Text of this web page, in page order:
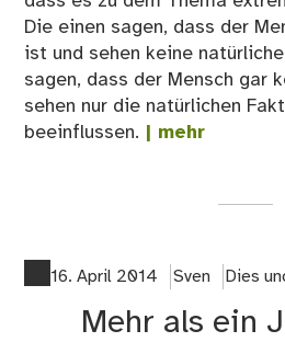
Die einen sagen, dass der
ist und sehen keine
sagen, dass der Mensch gar
sehen nur die natürlichen
beeinflussen. | mehr
16. April 2014 Sven Dies
Mehr als ein